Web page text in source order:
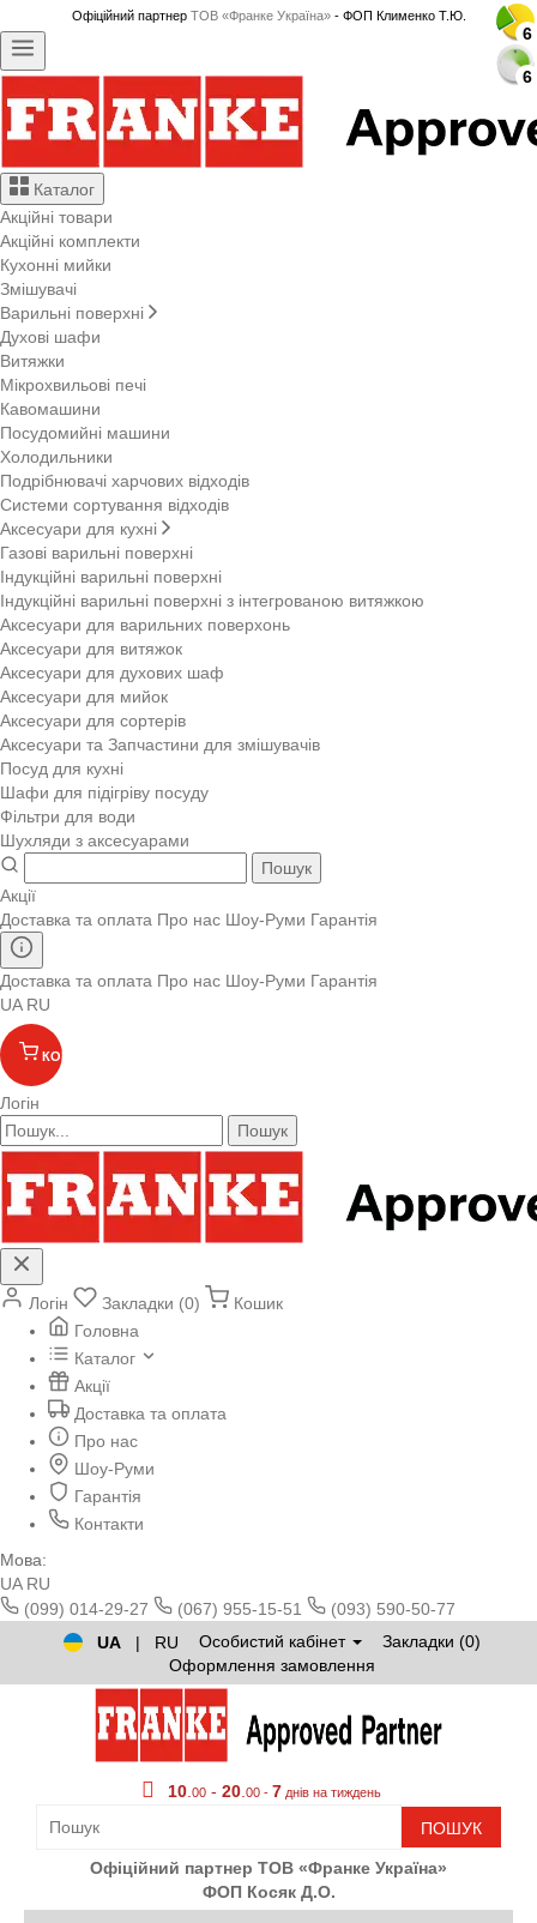
Офіційний партнер ТОВ «Франке Україна»- ФОП Клименко Т.Ю.
Каталог
Акційні товари
Акційні комплекти
Кухонні мийки
Змішувачі
Варильні поверхні
Духові шафи
Витяжки
Мікрохвильові печі
Кавомашини
Посудомийні машини
Холодильники
Подрібнювачі харчових відходів
Системи сортування відходів
Аксесуари для кухні
Газові варильні поверхні
Індукційні варильні поверхні
Індукційні варильні поверхні з інтегрованою витяжкою
Аксесуари для варильних поверхонь
Аксесуари для витяжок
Аксесуари для духових шаф
Аксесуари для мийок
Аксесуари для сортерів
Аксесуари та Запчастини для змішувачів
Посуд для кухні
Шафи для підігріву посуду
Фільтри для води
Шухляди з аксесуарами
Пошук
Акції
Доставка та оплата Про нас Шоу-Руми Гарантія
Доставка та оплата Про нас Шоу-Руми Гарантія
UA RU
КОШИК
Логін
Пошук
Логін Закладки (0)
Кошик
Головна
Каталог
Акції
Доставка та оплата
Про нас
Шоу-Руми
Гарантія
Контакти
Мова:
UA RU
(099) 014-29-27
(067) 955-15-51
(093) 590-50-77
UA
| RU Особистий кабінет
Закладки (0)
Оформлення замовлення
10 00 - 20 00 - 7 днів на тиждень
ПОШУК
Офіційний партнер ТОВ «Франке Україна»
ФОП Косяк Д.О.
6
6
6
6
6
6
6
6
6
6
6
6
6
6
6
6
6
6
6
6
6
6
6
6
6
6
6
6